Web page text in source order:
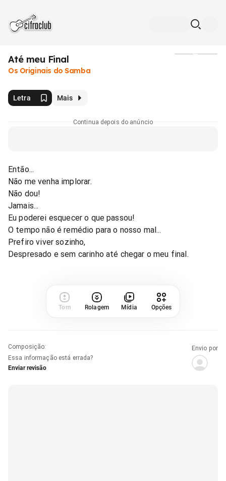
Até meu Final
Os Originais do Samba
Letra Mais
Continua depois do anúncio
Então...
Não me venha implorar.
Não dou!
Jamais...
Eu poderei esquecer o que passou!
O tempo não é remédio para o nosso mal...
Prefiro viver sozinho,
Despresado e sem carinho até chegar o meu final.
Tom Rolagem Mídia Opções
Composição:
Essa informação está errada?
Enviar revisão
Envio por